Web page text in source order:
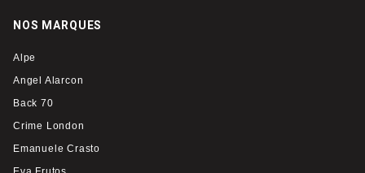
NOS MARQUES
Alpe
Angel Alarcon
Back 70
Crime London
Emanuele Crasto